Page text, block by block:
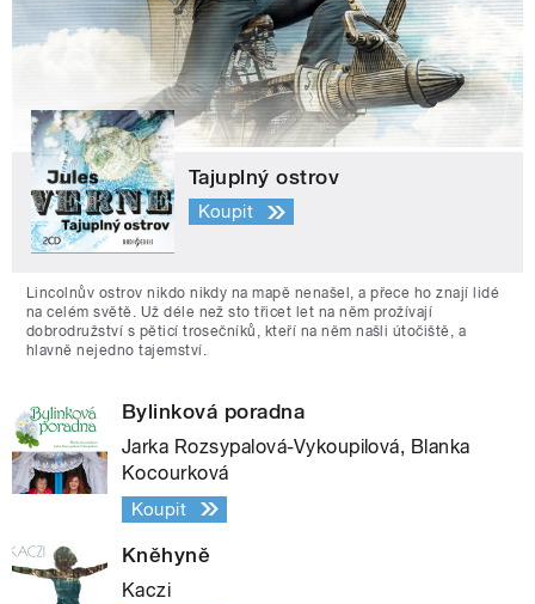
Tajuplný ostrov
Koupit
Lincolnův ostrov nikdo nikdy na mapě nenašel, a přece ho znají lidé
na celém světě. Už déle než sto třicet let na něm prožívají
dobrodružství s pěticí trosečníků, kteří na něm našli útočiště, a
hlavně nejedno tajemství.
Bylinková poradna
Jarka Rozsypalová-Vykoupilová, Blanka
Kocourková
Koupit
Kněhyně
Kaczi